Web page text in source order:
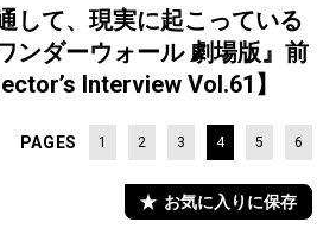
して、現実に起こっている
ンダーウォール 劇場版』前
Interview Vol.61】
PAGES 1 2 3 4 5 6
お気に入りに保存